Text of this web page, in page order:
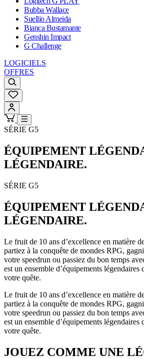
Bubba Wallace
Suellio Almeida
Bianca Bustamante
Genshin Impact
G Challenge
LOGICIELS
OFFRES
SÉRIE G5
ÉQUIPEMENT
LÉGENDAIRE.
SÉRIE G5
ÉQUIPEMENT
LÉGENDAIRE.
Le fruit de 10 ans d’excellence en matière
partiez à la conquête de mondes RPG,
votre speedrun ou passiez du bon temps
est un ensemble d’équipements
votre quête.
Le fruit de 10 ans d’excellence en matière
partiez à la conquête de mondes RPG,
votre speedrun ou passiez du bon temps
est un ensemble d’équipements
votre quête.
JOUEZ COMME UNE